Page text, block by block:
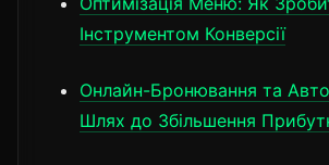
Інструментом Конверсії
Онлайн-Бронювання та
Шлях до Збільшення